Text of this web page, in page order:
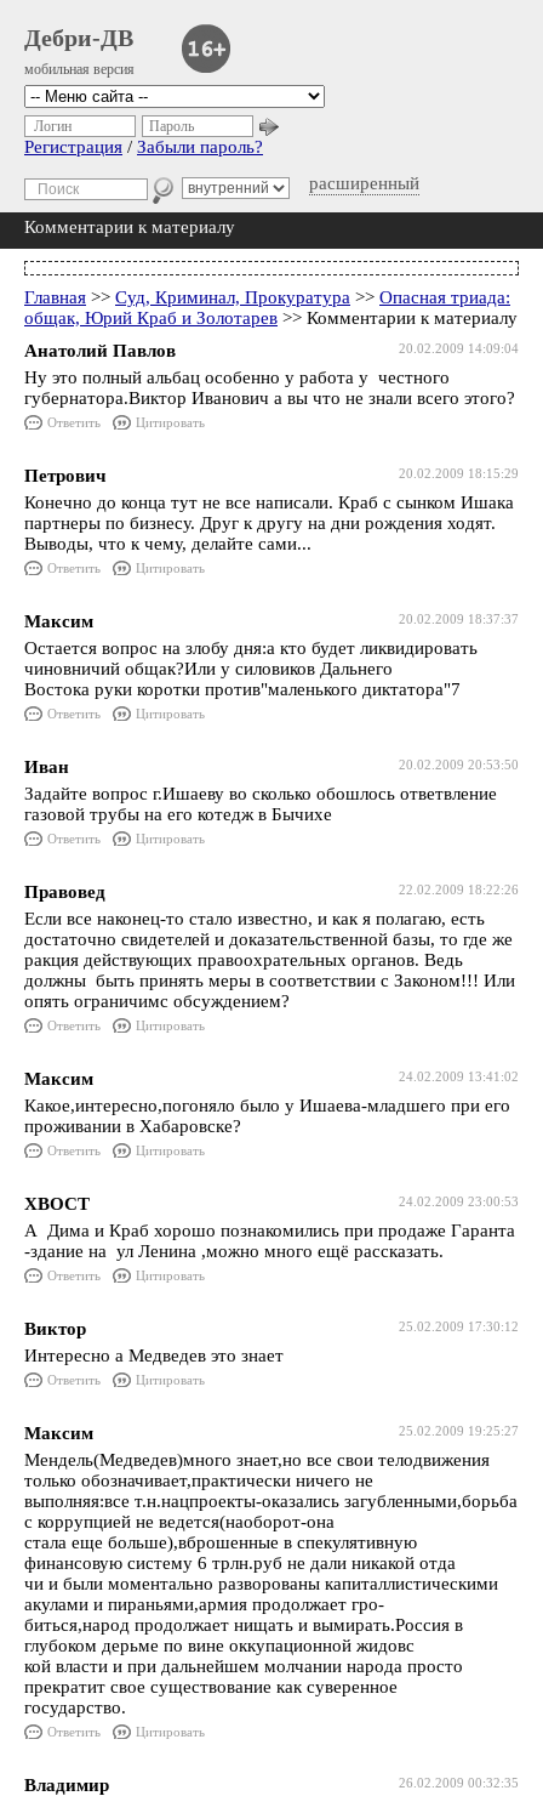
Дебри-ДВ
мобильная версия
расширенный
Логин Пароль
Регистрация / Забыли пароль?
Комментарии к материалу
Главная >> Суд, Криминал, Прокуратура >> Опасная триада:
общак, Юрий Краб и Золотарев >> Комментарии к материалу
20.02.2009 14:09:04
Анатолий Павлов
Ну это полный альбац особенно у работа у честного
губернатора.Виктор Иванович а вы что не знали всего этого?
Ответить Цитировать
20.02.2009 18:15:29
Петрович
Конечно до конца тут не все написали. Краб с сынком Ишака
партнеры по бизнесу. Друг к другу на дни рождения ходят.
Выводы, что к чему, делайте сами...
Ответить Цитировать
20.02.2009 18:37:37
Максим
Остается вопрос на злобу дня:а кто будет ликвидировать
чиновничий общак?Или у силовиков Дальнего
Востока руки коротки против"маленького диктатора"7
Ответить Цитировать
20.02.2009 20:53:50
Иван
Задайте вопрос г.Ишаеву во сколько обошлось ответвление
газовой трубы на его котедж в Бычихе
Ответить Цитировать
22.02.2009 18:22:26
Правовед
Если все наконец-то стало известно, и как я полагаю, есть
достаточно свидетелей и доказательственной базы, то где же
ракция действующих правоохрательных органов. Ведь
должны быть принять меры в соответствии с Законом!!! Или
опять ограничимс обсуждением?
Ответить Цитировать
24.02.2009 13:41:02
Максим
Какое,интересно,погоняло было у Ишаева-младшего при его
проживании в Хабаровске?
Ответить Цитировать
24.02.2009 23:00:53
ХВОСТ
А Дима и Краб хорошо познакомились при продаже Гаранта
-здание на ул Ленина ,можно много ещё рассказать.
Ответить Цитировать
25.02.2009 17:30:12
Виктор
Интересно а Медведев это знает
Ответить Цитировать
25.02.2009 19:25:27
Максим
Мендель(Медведев)много знает,но все свои телодвижения
только обозначивает,практически ничего не
выполняя:все т.н.нацпроекты-оказались загубленными,борьба
с коррупцией не ведется(наоборот-она
стала еще больше),вброшенные в спекулятивную
финансовую систему 6 трлн.руб не дали никакой отда
чи и были моментально разворованы капиталлистическими
акулами и пираньями,армия продолжает гро-
биться,народ продолжает нищать и вымирать.Россия в
глубоком дерьме по вине оккупационной жидовс
кой власти и при дальнейшем молчании народа просто
прекратит свое существование как суверенное
государство.
Ответить Цитировать
26.02.2009 00:32:35
Владимир